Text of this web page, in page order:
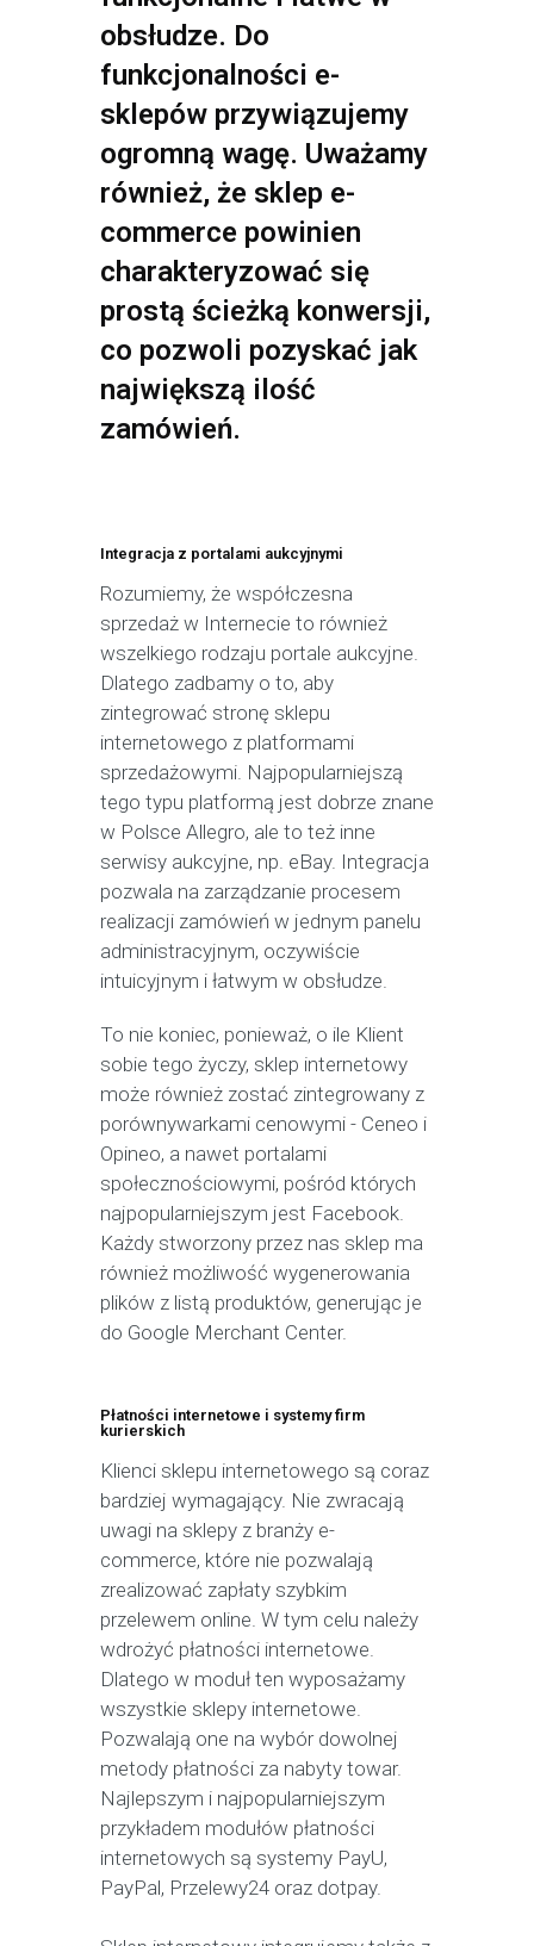
obsłudze. Do
funkcjonalności e-
sklepów przywiązujemy
ogromną wagę. Uważamy
również, że sklep e-
commerce powinien
charakteryzować się
prostą ścieżką konwersji,
co pozwoli pozyskać jak
największą ilość
zamówień.
Integracja z portalami aukcyjnymi
Rozumiemy, że współczesna
sprzedaż w Internecie to również
wszelkiego rodzaju portale aukcyjne.
Dlatego zadbamy o to, aby
zintegrować stronę sklepu
internetowego z platformami
sprzedażowymi. Najpopularniejszą
tego typu platformą jest dobrze znane
w Polsce Allegro, ale to też inne
serwisy aukcyjne, np. eBay. Integracja
pozwala na zarządzanie procesem
realizacji zamówień w jednym panelu
administracyjnym, oczywiście
intuicyjnym i łatwym w obsłudze.
To nie koniec, ponieważ, o ile Klient
sobie tego życzy, sklep internetowy
może również zostać zintegrowany z
porównywarkami cenowymi - Ceneo i
Opineo, a nawet portalami
społecznościowymi, pośród których
najpopularniejszym jest Facebook.
Każdy stworzony przez nas sklep ma
również możliwość wygenerowania
plików z listą produktów, generując je
do Google Merchant Center.
Płatności internetowe i systemy firm
kurierskich
Klienci sklepu internetowego są coraz
bardziej wymagający. Nie zwracają
uwagi na sklepy z branży e-
commerce, które nie pozwalają
zrealizować zapłaty szybkim
przelewem online. W tym celu należy
wdrożyć płatności internetowe.
Dlatego w moduł ten wyposażamy
wszystkie sklepy internetowe.
Pozwalają one na wybór dowolnej
metody płatności za nabyty towar.
Najlepszym i najpopularniejszym
przykładem modułów płatności
internetowych są systemy PayU,
PayPal, Przelewy24 oraz dotpay.